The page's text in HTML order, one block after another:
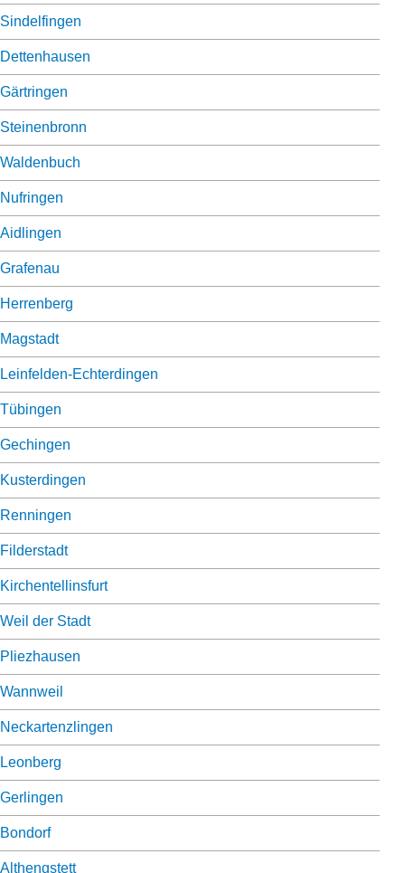
Sindelfingen
Dettenhausen
Gärtringen
Steinenbronn
Waldenbuch
Nufringen
Aidlingen
Grafenau
Herrenberg
Magstadt
Leinfelden-Echterdingen
Tübingen
Gechingen
Kusterdingen
Renningen
Filderstadt
Kirchentellinsfurt
Weil der Stadt
Pliezhausen
Wannweil
Neckartenzlingen
Leonberg
Gerlingen
Bondorf
Althengstett